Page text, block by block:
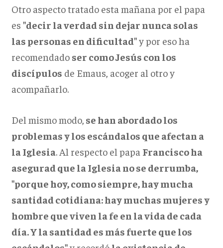
Otro aspecto tratado esta mañana por el papa
es "decir la verdad sin dejar nunca solas
las personas en dificultad"y por eso ha
recomendado ser como Jesús con los
discípulos de Emaus, acoger al otro y
acompañarlo.
Del mismo modo, se han abordado los
problemas y los escándalos que afectan a
la Iglesia. Al respecto el papa Francisco ha
asegurad que la Iglesia no se derrumba,
"porque hoy, como siempre, hay mucha
santidad cotidiana: hay muchas mujeres y
hombre que viven la fe en la vida de cada
día. Y la santidad es más fuerte que los